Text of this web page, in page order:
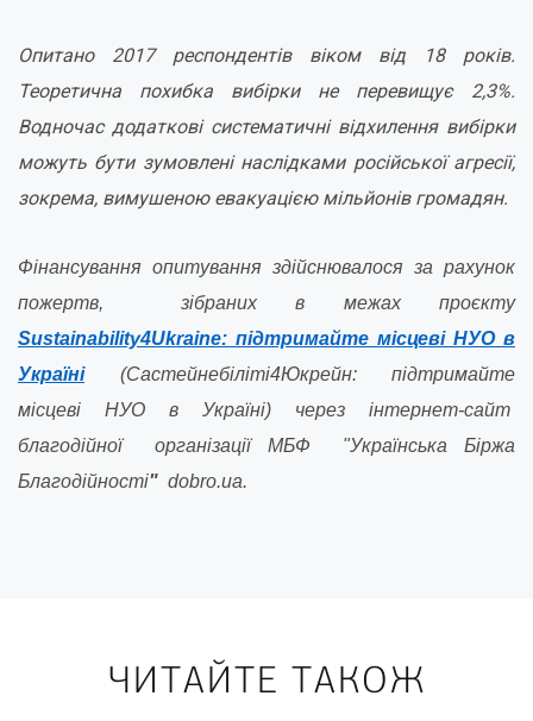
Опитано 2017 респондентів віком від 18 років.
Теоретична похибка вибірки не перевищує 2,3%.
Водночас додаткові систематичні відхилення вибірки
можуть бути зумовлені наслідками російської агресії,
зокрема, вимушеною евакуацією мільйонів громадян.
Фінансування опитування здійснювалося за рахунок
пожертв, зібраних в межах проєкту
Sustainability4Ukraine: підтримайте місцеві НУО в
Україні(Састейнебіліті4Юкрейн: підтримайте
місцеві НУО в Україні) через інтернет-сайт
благодійної організації МБФ "Українська Біржа
Благодійності" dobro.ua.
ЧИТАЙТЕ ТАКОЖ